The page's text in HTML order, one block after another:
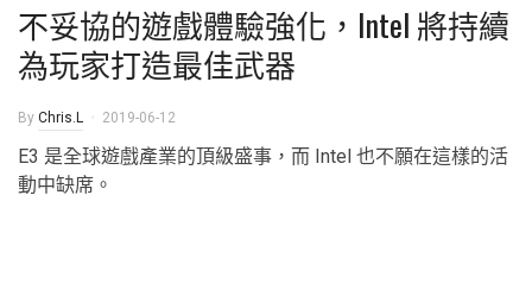
不妥協的遊戲體驗強化，Intel 將持續
為玩家打造最佳武器
By Chris.L 2019-06-12
E3 是全球遊戲產業的頂級盛事，而 Intel 也不願在這樣的活
動中缺席。